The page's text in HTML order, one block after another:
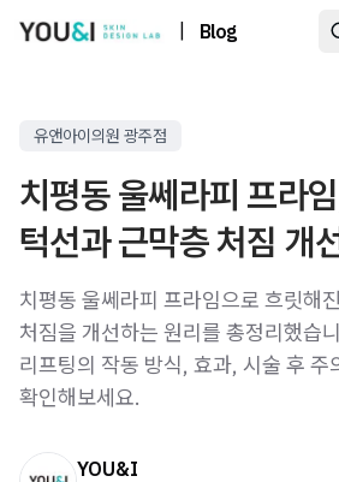
Blog
유앤아이의원 광주점
치평동 울쎄라피 프라
턱선과 근막층 처짐 개
치평동 울쎄라피 프라임으로 흐릿해
처짐을 개선하는 원리를 총정리했습
리프팅의 작동 방식, 효과, 시술 후 주
확인해보세요.
YOU&I